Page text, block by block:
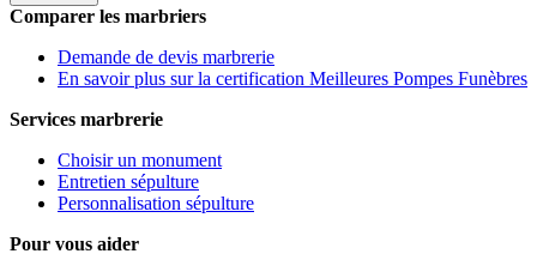
Comparer les marbriers
Demande de devis marbrerie
En savoir plus sur la certification Meilleures Pompes Funèbres
Services marbrerie
Choisir un monument
Entretien sépulture
Personnalisation sépulture
Pour vous aider